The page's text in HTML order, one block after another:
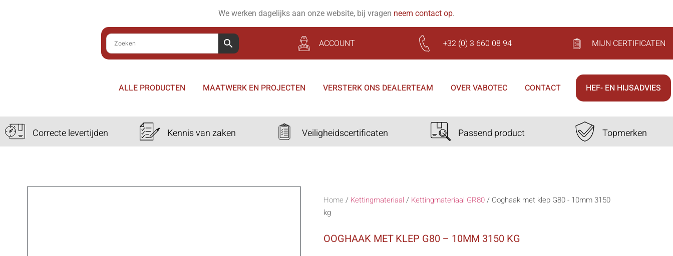
We werken dagelijks aan onze website, bij vragen neem contact op.
ACCOUNT +32 (0) 3 660 08 94 MIJN CERTIFICATEN
ALLE PRODUCTEN MAATWERK EN PROJECTEN VERSTERK ONS DEALERTEAM OVER VABOTEC CONTACT HEF- EN HIJSADVIES
Correcte levertijden Kennis van zaken Veiligheidscertificaten Passend product Topmerken
Home / Kettingmateriaal / Kettingmateriaal GR80/ Ooghaak met klep G80 - 10mm 3150
kg
OOGHAAK MET KLEP G80 – 10MM 3150 KG